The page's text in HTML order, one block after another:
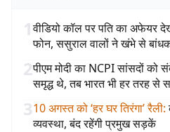
1वीडियो कॉल पर पति का अफेयर
फोन, ससुराल वालों ने खंभे से
2पीएम मोदी का NCPI सांसदों
समृद्ध थे, तब भारत भी हर तरह से
310 अगस्त को ‘हर घर तिरंगा’ रैली:
व्यवस्था, बंद रहेंगी प्रमुख सड़कें